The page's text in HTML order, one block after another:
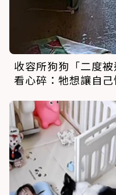
收容所狗狗「二度
看心碎：牠想讓自